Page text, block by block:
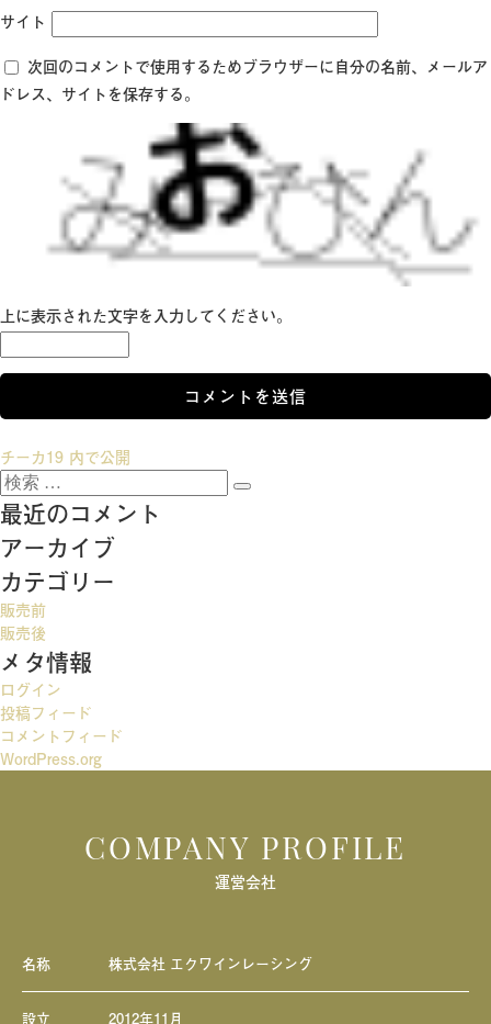
サイト
次回のコメントで使用するためブラウザーに自分の名前、メールア
ドレス、サイトを保存する。
上に表示された文字を入力してください。
投
稿
ナ
ビ
ゲ
ー
シ
ョ
ン
チーカ19 内で公開
検
索:
検
最近のコメント
アーカイブ
カテゴリー
販売前
販売後
メタ情報
ログイン
投稿フィード
コメントフィード
WordPress.org
COMPANY PROFILE
運営会社
名称 株式会社 エクワインレーシング
設立 2012年11月